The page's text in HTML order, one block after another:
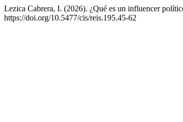
Lezica Cabrera, I. (2026). ¿Qué es un influencer
https://doi.org/10.5477/cis/reis.195.45-62